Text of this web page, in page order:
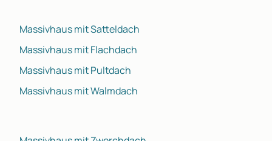
Massivhaus mit Satteldach
Massivhaus mit Flachdach
Massivhaus mit Pultdach
Massivhaus mit Walmdach